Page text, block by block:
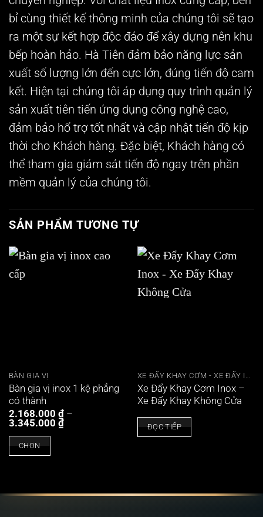
bỉ cùng thiết kế thông minh của chúng tôi sẽ tạo
ra một sự kết hợp độc đáo để xây dựng nên khu
bếp hoàn hảo. Hà Tiên đảm bảo năng lực sản
xuất số lượng lớn đến cực lớn, đúng tiến độ cam
kết. Hiện tại chúng tôi áp dụng quy trình quản lý
sản xuất tiên tiến ứng dụng công nghệ cao,
đảm bảo hổ trợ tốt nhất và cập nhật tiến độ kịp
thời cho Khách hàng. Đặc biệt, Khách hàng có
thể tham gia giám sát tiến độ ngay trên phần
mềm quản lý của chúng tôi.
SẢN PHẨM TƯƠNG TỰ
BÀN GIA VỊ
Bàn gia vị inox 1 kệ phẳng
có thành
2.168.000 ₫ –
3.345.000 ₫Khoảng
giá:
CHỌN
này
XE ĐẨY KHAY CƠM - XE ĐẨY INOX CAO CẤP
Xe Đẩy Khay Cơm Inox –
Xe Đẩy Khay Không Cửa
ĐỌC TIẾP